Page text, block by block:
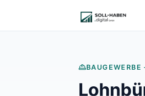
BAUGEWERBE ·
Finanzbuchhaltung auslagern
E-Rechnung und Peppol